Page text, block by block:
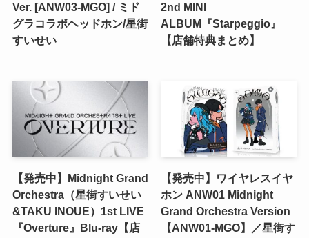
Ver. [ANW03-MGO] / ミド
グラコラボヘッドホン/星街
すいせい
2nd MINI
ALBUM『Starpeggio』
【店舗特典まとめ】
【発売中】Midnight Grand
Orchestra（星街すいせい
&TAKU INOUE）1st LIVE
『Overture』Blu-ray【店
【発売中】ワイヤレスイヤ
ホン ANW01 Midnight
Grand Orchestra Version
【ANW01-MGO】／星街す